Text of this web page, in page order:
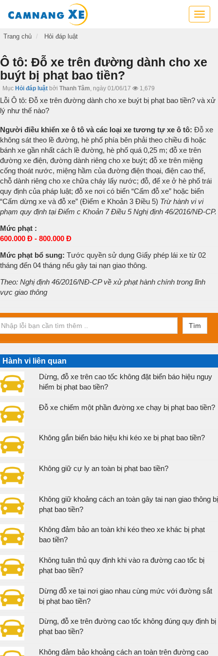
Cẩm
thông
kỹ
xe
Trang chủ Hỏi đáp luật
Ô tô: Đỗ xe trên đường dành cho xe
buýt bị phạt bao tiền?
Mục Hỏi đáp luật bởi Thanh Tâm, ngày 01/06/17 1,679
Lỗi Ô tô: Đỗ xe trên đường dành cho xe buýt bị phạt bao tiền? và xử
lý như thế nào?
Người điều khiển xe ô tô và các loại xe tương tự xe ô tô: Đỗ xe
không sát theo lề đường, hè phố phía bên phải theo chiều đi hoặc
bánh xe gần nhất cách lề đường, hè phố quá 0,25 m; đỗ xe trên
đường xe điện, đường dành riêng cho xe buýt; đỗ xe trên miệng
cống thoát nước, miệng hầm của đường điện thoại, điện cao thế,
chỗ dành riêng cho xe chữa cháy lấy nước; đỗ, để xe ở hè phố trái
quy định của pháp luật; đỗ xe nơi có biển “Cấm đỗ xe” hoặc biển
“Cấm dừng xe và đỗ xe” (Điểm e Khoản 3 Điều 5) Trừ hành vi vi
phạm quy định tại Điểm c Khoản 7 Điều 5 Nghị định 46/2016/NĐ-CP.
Mức phạt :
600.000 Đ - 800.000 Đ
Mức phạt bổ sung: Tước quyền sử dụng Giấy phép lái xe từ 02
tháng đến 04 tháng nếu gây tai nạn giao thông.
Theo: Nghị định 46/2016/NĐ-CP về xử phạt hành chính trong lĩnh
vực giao thông
Tìm
Hành vi liên quan
Dừng, đỗ xe trên cao tốc không đặt biển báo hiệu nguy
hiểm bị phạt bao tiền?
Đỗ xe chiếm một phần đường xe chạy bị phạt bao tiền?
Không gắn biển báo hiệu khi kéo xe bị phạt bao tiền?
Không giữ cự ly an toàn bị phạt bao tiền?
Không giữ khoảng cách an toàn gây tai nạn giao thông bị
phạt bao tiền?
Không đảm bảo an toàn khi kéo theo xe khác bị phạt
bao tiền?
Không tuân thủ quy định khi vào ra đường cao tốc bị
phạt bao tiền?
Dừng đỗ xe tại nơi giao nhau cùng mức với đường sắt
bị phạt bao tiền?
Dừng, đỗ xe trên đường cao tốc không đúng quy định bị
phạt bao tiền?
Không đảm bảo khoảng cách an toàn trên đường cao